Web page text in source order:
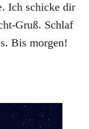
Ich schicke dir
Gruß. Schlaf
Bis morgen!